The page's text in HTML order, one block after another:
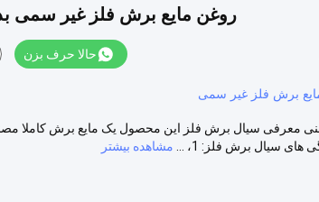
روغن مایع برش فلز غیر سمی
حالا حرف بزن
برش فلز غیر سمی
معرفی سیال برش فلز این محصول یک مایع برش کاملا
سیال برش فلز: 1، ...
مشاهده بیشتر